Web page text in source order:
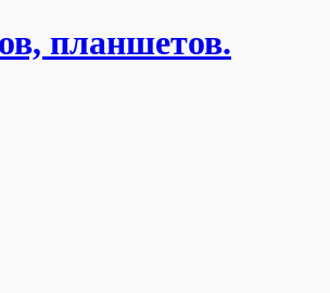
планшетов.